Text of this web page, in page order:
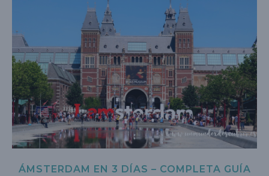
ÁMSTERDAM EN 3 DÍAS – COMPLETA GUÍA